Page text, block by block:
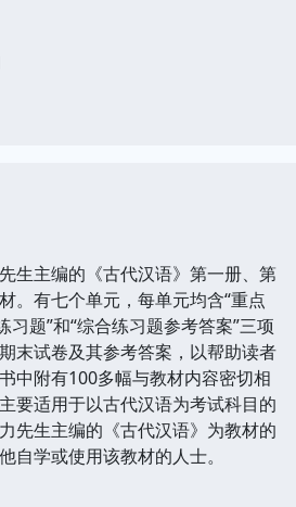
主编的《古代汉语》第一册、第
。有七个单元，每单元均含“重点
习题”和“综合练习题参考答案”三项
末试卷及其参考答案，以帮助读者
中附有100多幅与教材内容密切相
要适用于以古代汉语为考试科目的
先生主编的《古代汉语》为教材的
自学或使用该教材的人士。